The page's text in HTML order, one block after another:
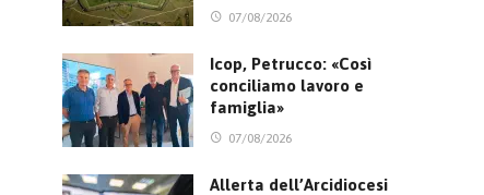
07/08/2026
Icop, Petrucco: «Così
conciliamo lavoro e
famiglia»
07/08/2026
Allerta dell’Arcidiocesi